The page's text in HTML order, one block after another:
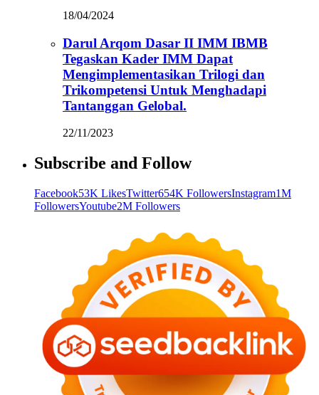
18/04/2024
Darul Arqom Dasar II IMM IBMB
Tegaskan Kader IMM Dapat
Mengimplementasikan Trilogi dan
Trikompetensi Untuk Menghadapi
Tantanggan Gelobal.
22/11/2023
Subscribe and Follow
Facebook53K LikesTwitter654K FollowersInstagram1M
FollowersYoutube2M Followers